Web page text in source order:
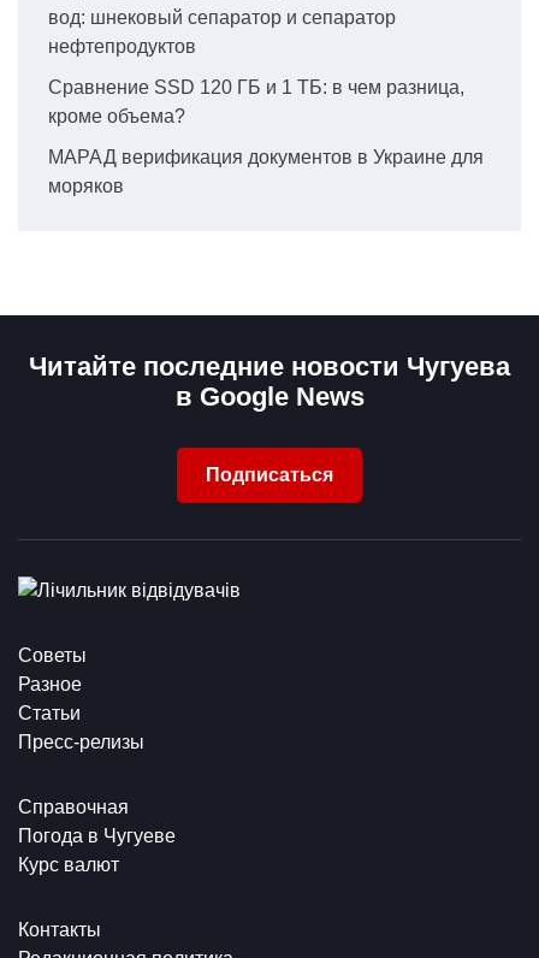
вод: шнековый сепаратор и сепаратор
нефтепродуктов
Сравнение SSD 120 ГБ и 1 ТБ: в чем разница,
кроме объема?
МАРАД верификация документов в Украине для
моряков
Читайте последние новости Чугуева
в Google News
Подписаться
Советы
Разное
Статьи
Пресс-релизы
Справочная
Погода в Чугуеве
Курс валют
Контакты